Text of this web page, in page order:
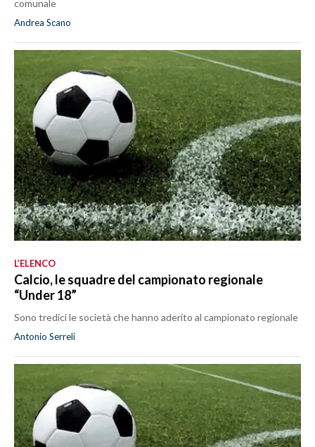
comunale
Andrea Scano
L’ELENCO
Calcio, le squadre del campionato regionale
“Under 18”
Sono tredici le società che hanno aderito al campionato regionale
Antonio Serreli